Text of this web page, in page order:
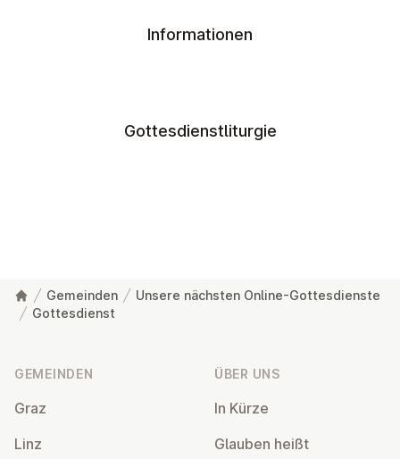
Informationen
Gottesdienstliturgie
Gemeinden
Unsere nächsten Online-Gottesdienste
Gottesdienst
GEMEINDEN
Graz
Linz
ÜBER UNS
In Kürze
Glauben heißt